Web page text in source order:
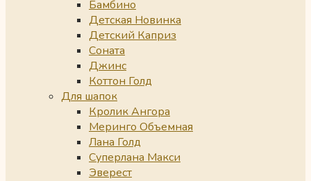
Бамбино
Детская Новинка
Детский Каприз
Соната
Джинс
Коттон Голд
Для шапок
Кролик Ангора
Меринго Объемная
Лана Голд
Суперлана Макси
Эверест